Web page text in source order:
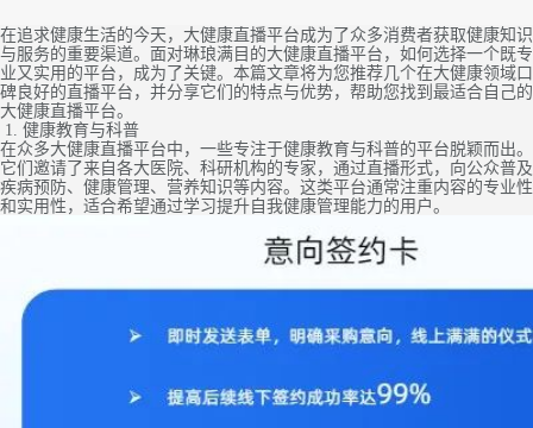
在追求健康生活的今天，大健康直播平台成为了众多消费者获取健康知识
与服务的重要渠道。面对琳琅满目的大健康直播平台，如何选择一个既专
业又实用的平台，成为了关键。本篇文章将为您推荐几个在大健康领域口
碑良好的直播平台，并分享它们的特点与优势，帮助您找到最适合自己的
大健康直播平台。
1. 健康教育与科普
在众多大健康直播平台中，一些专注于健康教育与科普的平台脱颖而出。
它们邀请了来自各大医院、科研机构的专家，通过直播形式，向公众普及
疾病预防、健康管理、营养知识等内容。这类平台通常注重内容的专业性
和实用性，适合希望通过学习提升自我健康管理能力的用户。